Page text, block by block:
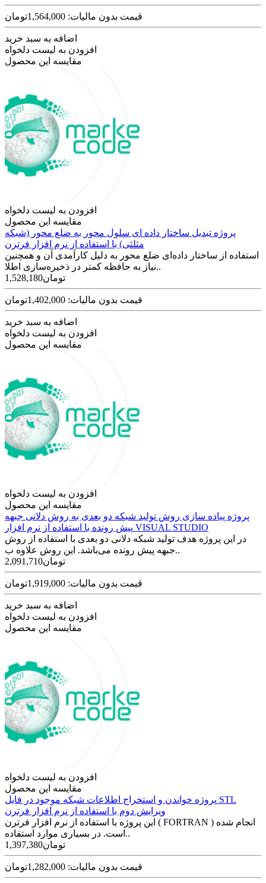
قیمت بدون مالیات: 1,564,000تومان
اضافه به سبد خرید
افزودن به لیست دلخواه
مقایسه این محصول
افزودن به لیست دلخواه
مقایسه این محصول
پروژه تبدیل ساختار داده ای سلول محور به ضلع محور (شبکه
مثلثی) با استفاده از نرم افزار فرترن
استفاده از ساختار داده‌ای ضلع محور به دلیل کارآمدی آن و همچنین
نیاز به حافظه کمتر در ذخیره‌سازی اطلا..
1,528,180تومان
قیمت بدون مالیات: 1,402,000تومان
اضافه به سبد خرید
افزودن به لیست دلخواه
مقایسه این محصول
افزودن به لیست دلخواه
مقایسه این محصول
پروژه پیاده سازی روش تولید شبکه دو بعدی به روش دلانی جبهه
پیش رونده با استفاده از نرم افزار VISUAL STUDIO
در این پروژه هدف تولید شبکه دلانی دو بعدی با استفاده از روش
جبهه پیش رونده می­‌باشد. این روش علاوه ب..
2,091,710تومان
قیمت بدون مالیات: 1,919,000تومان
اضافه به سبد خرید
افزودن به لیست دلخواه
مقایسه این محصول
افزودن به لیست دلخواه
مقایسه این محصول
پروژه خواندن و استخراج اطلاعات شبکه موجود در فایل STL
ویرایش دوم با استفاده از نرم افزار فرترن
این پروژه با استفاده از نرم افزار فرترن ( FORTRAN ) انجام شده
است. در بسیاری موارد استفاده..
1,397,380تومان
قیمت بدون مالیات: 1,282,000تومان